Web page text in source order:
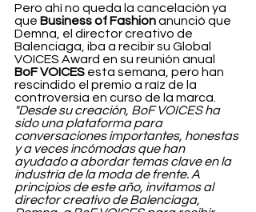
Pero ahí no queda la cancelación ya
que Business of Fashion anunció que
Demna, el director creativo de
Balenciaga, iba a recibir su Global
VOICES Award en su reunión anual
BoF VOICES esta semana, pero han
rescindido el premio a raíz de la
controversia en curso de la marca.
"Desde su creación, BoF VOICES ha
sido una plataforma para
conversaciones importantes, honestas
y a veces incómodas que han
ayudado a abordar temas clave en la
industria de la moda de frente. A
principios de este año, invitamos al
director creativo de Balenciaga,